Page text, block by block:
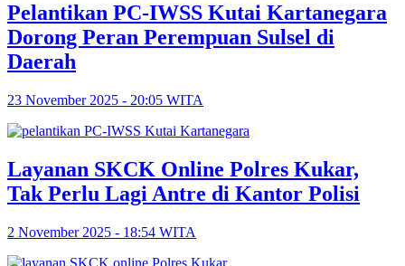
Pelantikan PC-IWSS Kutai Kartanegara
Dorong Peran Perempuan Sulsel di
Daerah
23 November 2025 - 20:05 WITA
Layanan SKCK Online Polres Kukar,
Tak Perlu Lagi Antre di Kantor Polisi
2 November 2025 - 18:54 WITA